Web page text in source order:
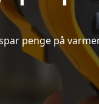
penge på